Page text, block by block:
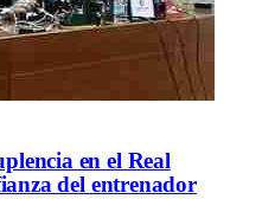
en el Real
del entrenador